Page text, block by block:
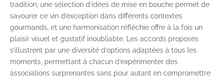
tradition, une sélection d’idées de mise en bouche permet de
savourer ce vin d’exception dans différents contextes
gourmands, et une harmonisation réfléchie offre à la fois un
plaisir visuel et gustatif inoubliable. Les accords proposés
s’illustrent par une diversité d’options adaptées à tous les
moments, permettant à chacun d’expérimenter des
associations surprenantes sans pour autant en compromettre